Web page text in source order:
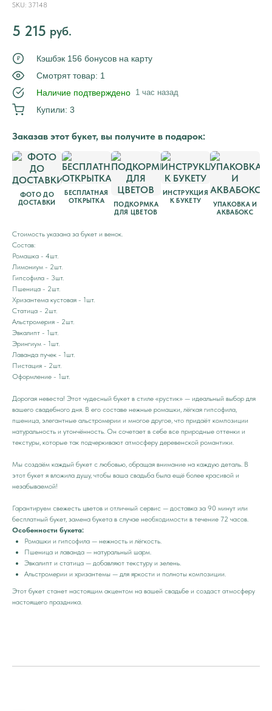
SKU: 37148
5 215 руб.
₽
Кэшбэк 156 бонусов на карту
Смотрят товар: 1
Наличие подтверждено
1 час назад
Купили: 3
Заказав этот букет, вы получите в подарок:
ФОТО ДО
ДОСТАВКИ
БЕСПЛАТНАЯ
ОТКРЫТКА
ПОДКОРМКА
ДЛЯ ЦВЕТОВ
ИНСТРУКЦИЯ
К БУКЕТУ
УПАКОВКА И
АКВАБОКС
Стоимость указана за букет и венок.
Состав:
Ромашка - 4шт.
Лимониум - 2шт.
Гипсофила - 3шт.
Пшеница - 2шт.
Хризантема кустовая - 1шт.
Статица - 2шт.
Альстромерия - 2шт.
Эвкалипт - 1шт.
Эрингиум - 1шт.
Лаванда пучек - 1шт.
Пистация - 2шт.
Оформление - 1шт.
Дорогая невеста! Этот чудесный букет в стиле «рустик» — идеальный выбор для
вашего свадебного дня. В его составе нежные ромашки, лёгкая гипсофила,
пшеница, элегантные альстромерии и многое другое, что придаёт композиции
натуральность и утончённость. Он сочетает в себе все природные оттенки и
текстуры, которые так подчеркивают атмосферу деревенской романтики.
Мы создаём каждый букет с любовью, обращая внимание на каждую деталь. В
этот букет я вложила душу, чтобы ваша свадьба была ещё более красивой и
незабываемой!
Гарантируем свежесть цветов и отличный сервис — доставка за 90 минут или
бесплатный букет, замена букета в случае необходимости в течение 72 часов.
Особенности букета:
Ромашки и гипсофила — нежность и лёгкость.
Пшеница и лаванда — натуральный шарм.
Эвкалипт и статица — добавляют текстуру и зелень.
Альстромерии и хризантемы — для яркости и полноты композиции.
Этот букет станет настоящим акцентом на вашей свадьбе и создаст атмосферу
настоящего праздника.